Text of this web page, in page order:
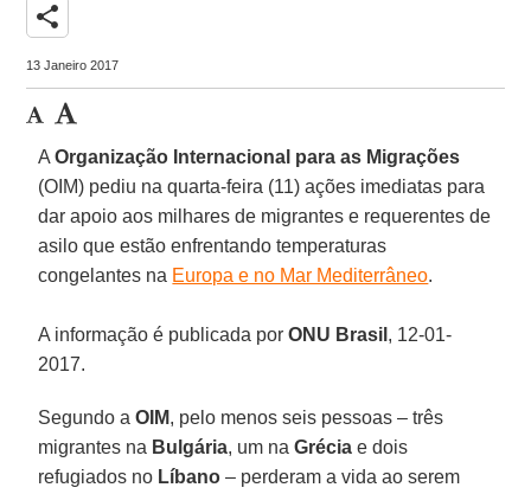
share
13 Janeiro 2017
AOrganização Internacional para as Migrações
(OIM) pediu na quarta-feira (11) ações imediatas para
dar apoio aos milhares de migrantes e requerentes de
asilo que estão enfrentando temperaturas
congelantes na Europa e no Mar Mediterrâneo.
A informação é publicada porONU Brasil , 12-01-
2017.
Segundo aOIM, pelo menos seis pessoas – três
migrantes na Bulgária, um naGrécia e dois
refugiados no Líbano – perderam a vida ao serem